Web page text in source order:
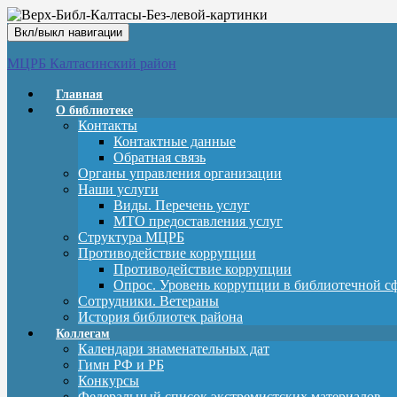
Вкл/выкл навигации
МЦРБ Калтасинский район
Главная
О библиотеке
Контакты
Контактные данные
Обратная связь
Органы управления организации
Наши услуги
Виды. Перечень услуг
МТО предоставления услуг
Структура МЦРБ
Противодействие коррупции
Противодействие коррупции
Опрос. Уровень коррупции в библиотечной
Сотрудники. Ветераны
История библиотек района
Коллегам
Календари знаменательных дат
Гимн РФ и РБ
Конкурсы